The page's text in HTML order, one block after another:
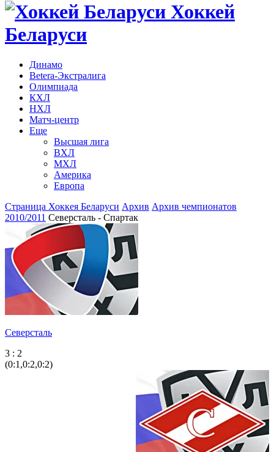
Хоккей
Беларуси
Динамо
Betera-Экстралига
Олимпиада
КХЛ
НХЛ
Матч-центр
Еще
Высшая лига
ВХЛ
МХЛ
Америка
Европа
Страница Хоккея Беларуси Архив Архив чемпионатов
2010/2011 Северсталь - Спартак
Северсталь
3 : 2
(0:1,0:2,0:2)